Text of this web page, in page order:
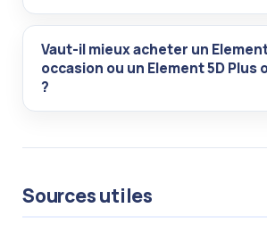
Vaut-il mieux acheter un
occasion ou un Element 5D Plus
?
Sources utiles